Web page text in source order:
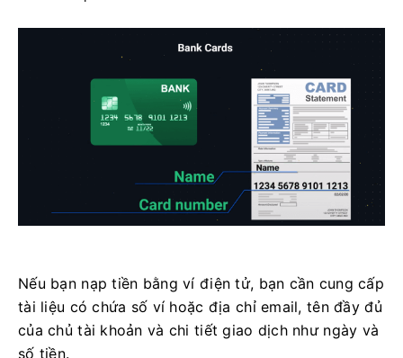
Nếu bạn nạp tiền bằng ví điện tử, bạn cần cung cấp
tài liệu có chứa số ví hoặc địa chỉ email, tên đầy đủ
của chủ tài khoản và chi tiết giao dịch như ngày và
số tiền.